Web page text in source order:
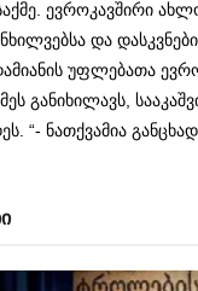
ევროკავშირი
და
უფლებათა
განიხილავს,
“- ნათქვამია